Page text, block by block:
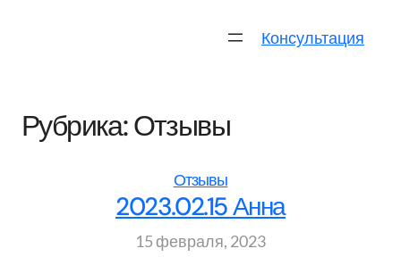
Консультация
Рубрика:Отзывы
Отзывы
2023.02.15 Анна
15 февраля, 2023